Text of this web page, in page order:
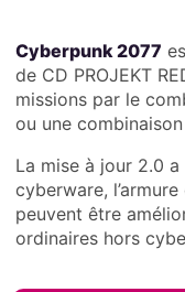
Cyberpunk 2077
de CD PROJEKT
missions par le
ou une
La mise à jour 2.0
cyberware,
peuvent être
ordinaires hors